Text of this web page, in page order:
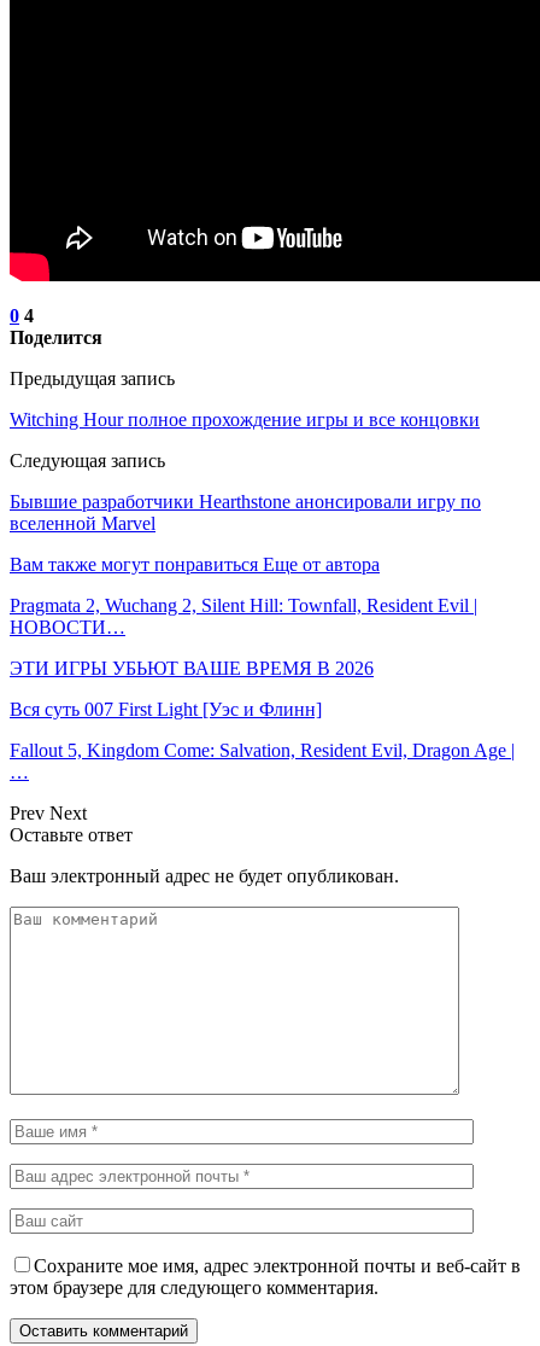
0 4
Поделится
Предыдущая запись
Witching Hour полное прохождение игры и все концовки
Следующая запись
Бывшие разработчики Hearthstone анонсировали игру по
вселенной Marvel
Вам также могут понравиться Еще от автора
Pragmata 2, Wuchang 2, Silent Hill: Townfall, Resident Evil |
НОВОСТИ…
ЭТИ ИГРЫ УБЬЮТ ВАШЕ ВРЕМЯ В 2026
Вся суть 007 First Light [Уэс и Флинн]
Fallout 5, Kingdom Come: Salvation, Resident Evil, Dragon Age |
…
Prev Next
Оставьте ответ
Ваш электронный адрес не будет опубликован.
Сохраните мое имя, адрес электронной почты и веб-сайт в
этом браузере для следующего комментария.